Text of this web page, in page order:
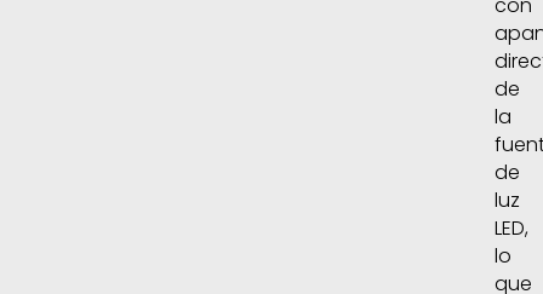
con
de
la
de
luz
LED,
lo
que